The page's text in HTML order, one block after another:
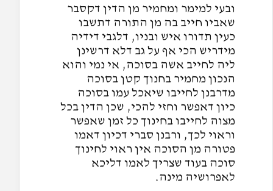
ובעי למימר ומחמיר מן הדין דקסבר
שאביו חייב בה מן התורה דתשבו
כעין תדורו איש ובניו, דלגבי דידיה
מידריש הכי אף על גב דלא דרשינן
ליה לחייב אשה בסוכה, אי נמי והוא
הנכון מחמיר בחנוך קטן בסוכה
מדרבנן לחייבו שיאכל עמו בסוכה
כיון דאפשר וחזי להכי, שכן הדין בכל
מצוה לחייבו בחינוך כל זמן שאפשר
וראוי לכך, ורבנן סברי דכיון דאמו
פטורה מן הסוכה אין ראוי לחינוך
סוכה בעוד שצריך לאמו דליכא
לאפרושיה מינה.